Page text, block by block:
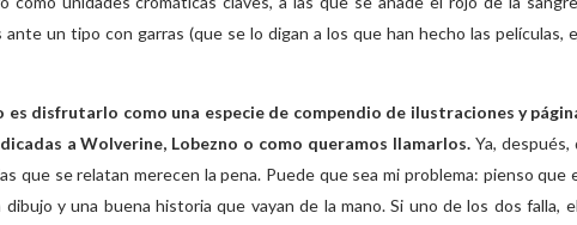
un tipo con garras (que se lo digan a los que han hecho las películas,
es disfrutarlo como una especie de compendio de ilustraciones y
a Wolverine, Lobezno o como queramos llamarlos. Ya, después,
que se relatan merecen la pena. Puede que sea mi problema: pienso que
y una buena historia que vayan de la mano. Si uno de los dos falla,